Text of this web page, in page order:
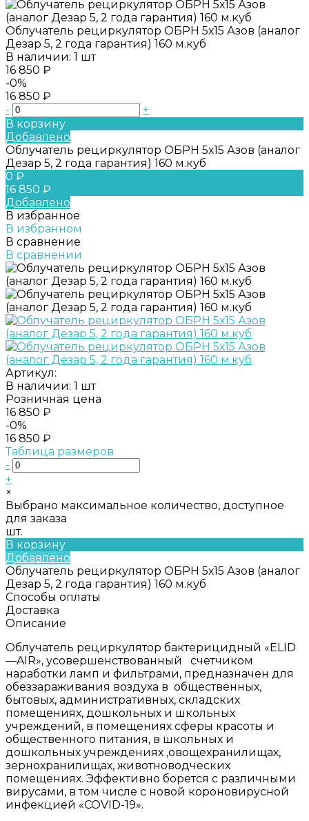
Облучатель рециркулятор ОБРН 5х15 Азов (аналог
Дезар 5, 2 года гарантия) 160 м.куб
В наличии: 1 шт
16 850 ₽
-0%
16 850 ₽
-
+
В корзину
Добавлено
Облучатель рециркулятор ОБРН 5х15 Азов (аналог
Дезар 5, 2 года гарантия) 160 м.куб
0 ₽
16 850 ₽
Добавлено
В избранное
В избранном
В сравнение
В сравнении
Артикул:
В наличии: 1 шт
Розничная цена
16 850 ₽
-0%
16 850 ₽
Таблица размеров
-
+
×
Выбрано максимальное количество, доступное
для заказа
шт.
В корзину
Добавлено
Облучатель рециркулятор ОБРН 5х15 Азов (аналог
Дезар 5, 2 года гарантия) 160 м.куб
Способы оплаты
Доставка
Описание
Облучатель рециркулятор бактерицидный «ELID
—AIR», усовершенствованный счетчиком
наработки ламп и фильтрами, предназначен для
обеззараживания воздуха в общественных,
бытовых, административных, складских
помещениях, дошкольных и школьных
учреждений, в помещениях сферы красоты и
общественного питания, в школьных и
дошкольных учреждениях ,овощехранилищах,
зернохранилищах, животноводческих
помещениях. Эффективно борется с различными
вирусами, в том числе с новой короновирусной
инфекцией «COVID-19».